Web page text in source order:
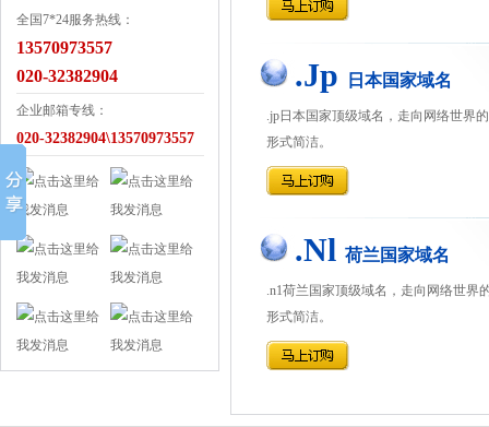
全国7*24服务热线：
13570973557
020-32382904
企业邮箱专线：
020-32382904\13570973557
.Jp 日本国家域名
.jp日本国家顶级域名，走向网络世界
形式简洁。
.Nl 荷兰国家域名
.n1荷兰国家顶级域名，走向网络世界
形式简洁。